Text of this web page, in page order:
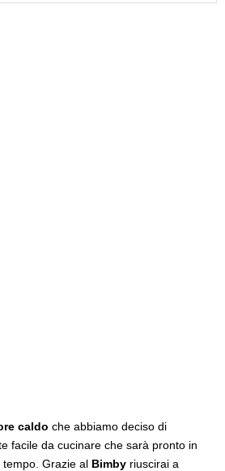
caldo che abbiamo deciso di
facile da cucinare che sarà pronto in
Grazie al Bimby riuscirai a